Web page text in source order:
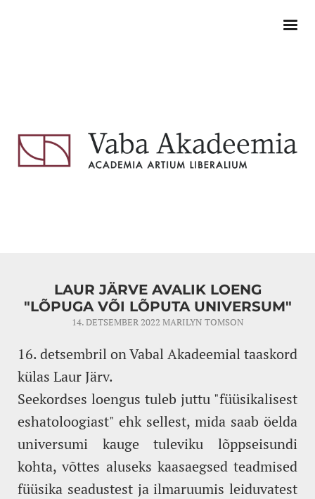
LAUR JÄRVE AVALIK LOENG
"LÕPUGA VÕI LÕPUTA UNIVERSUM"
14. DETSEMBER 2022 MARILYN TOMSON
16. detsembril on Vabal Akadeemial taaskord
külas Laur Järv.
Seekordses loengus tuleb juttu "füüsikalisest
eshatoloogiast" ehk sellest, mida saab öelda
universumi kauge tuleviku lõppseisundi
kohta, võttes aluseks kaasaegsed teadmised
füüsika seadustest ja ilmaruumis leiduvatest